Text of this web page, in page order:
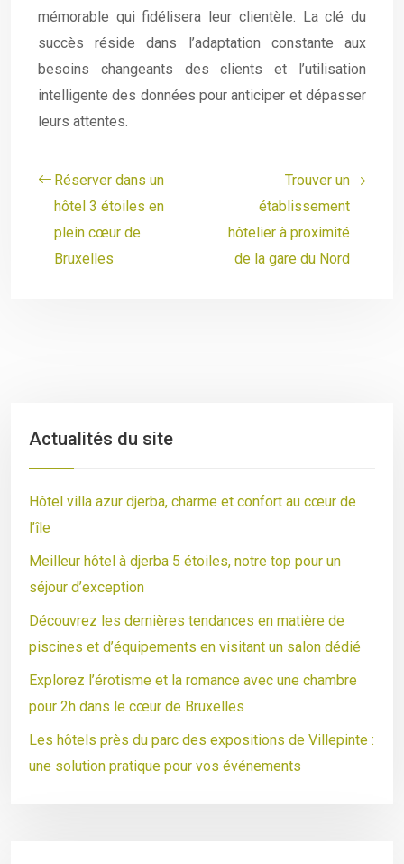
mémorable qui fidélisera leur clientèle. La clé du
succès réside dans l’adaptation constante aux
besoins changeants des clients et l’utilisation
intelligente des données pour anticiper et dépasser
leurs attentes.
Réserver dans un
hôtel 3 étoiles en
plein cœur de
Bruxelles
Trouver un
établissement
hôtelier à proximité
de la gare du Nord
Actualités du site
Hôtel villa azur djerba, charme et confort au cœur de
l’île
Meilleur hôtel à djerba 5 étoiles, notre top pour un
séjour d’exception
Découvrez les dernières tendances en matière de
piscines et d’équipements en visitant un salon dédié
Explorez l’érotisme et la romance avec une chambre
pour 2h dans le cœur de Bruxelles
Les hôtels près du parc des expositions de Villepinte :
une solution pratique pour vos événements